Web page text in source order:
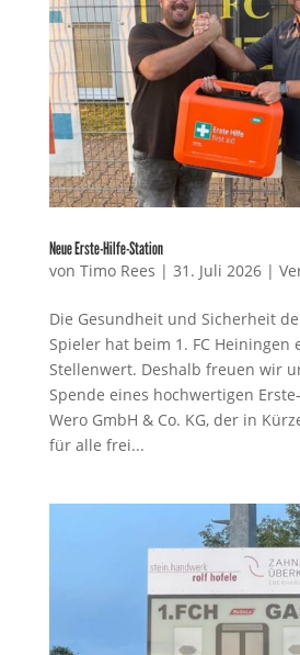
Neue Erste-Hilfe-Station
von Timo Rees | 31. Juli 2026|
Die Gesundheit und Sicherheit
Spieler hat beim 1. FC Heiningen
Stellenwert. Deshalb freuen wir
Spende eines hochwertigen
Wero GmbH & Co. KG, der in
für alle frei...